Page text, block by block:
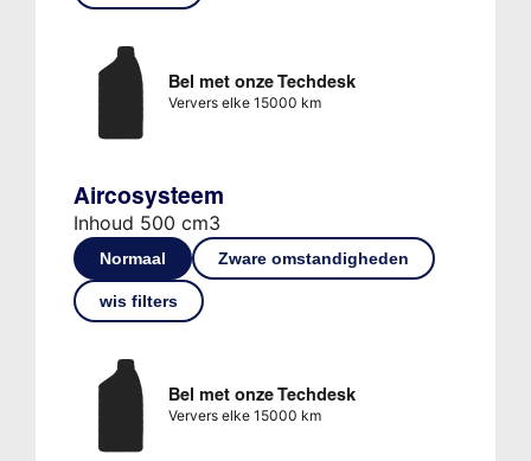
Bel met onze Techdesk
Ververs elke 15000 km
Aircosysteem
Inhoud 500 cm3
Normaal Zware omstandigheden
wis filters
Bel met onze Techdesk
Ververs elke 15000 km